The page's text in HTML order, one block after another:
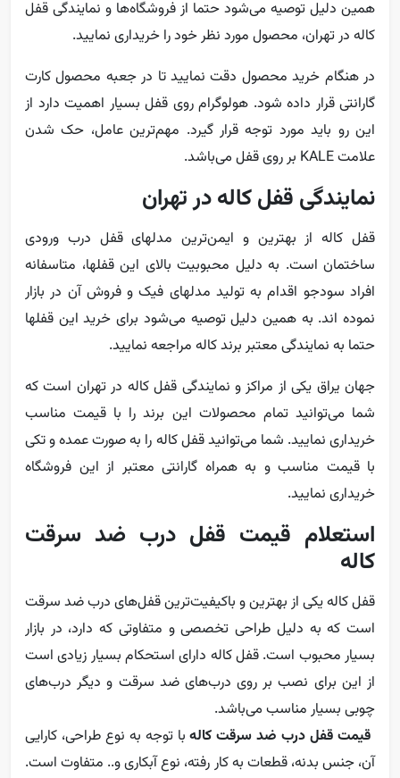
همین دلیل توصیه می‌شود حتما از فروشگاه‌ها و نمایندگی قفل
کاله در تهران، محصول مورد نظر خود را خریداری نمایید.
در هنگام خرید محصول دقت نمایید تا در جعبه محصول کارت
گارانتی قرار داده شود. هولوگرام روی قفل بسیار اهمیت دارد از
این رو باید مورد توجه قرار گیرد. مهم‌ترین عامل، حک شدن
علامت KALE بر روی قفل می‌باشد.
نمایندگی قفل کاله در تهران
قفل کاله از بهترین و ایمن‌ترین مدلهای قفل درب ورودی
ساختمان است. به دلیل محبوبیت بالای این قفلها، متاسفانه
افراد سودجو اقدام به تولید مدلهای فیک و فروش آن در بازار
نموده اند. به همین دلیل توصیه می‌شود برای خرید این قفلها
حتما به نمایندگی معتبر برند کاله مراجعه نمایید.
جهان یراق یکی از مراکز و نمایندگی قفل کاله در تهران است که
شما می‌توانید تمام محصولات این برند را با قیمت مناسب
خریداری نمایید. شما می‌توانید قفل کاله را به صورت عمده و تکی
با قیمت مناسب و به همراه گارانتی معتبر از این فروشگاه
خریداری نمایید.
استعلام قیمت قفل درب ضد سرقت
کاله
قفل کاله یکی از بهترین و باکیفیت‌ترین قفل‌های درب ضد سرقت
است که به دلیل طراحی تخصصی و متفاوتی که دارد، در بازار
بسیار محبوب است. قفل کاله دارای استحکام بسیار زیادی است
از این برای نصب بر روی درب‌های ضد سرقت و دیگر درب‌های
چوبی بسیار مناسب می‌باشد.
قیمت قفل درب ضد سرقت کاله با توجه به نوع طراحی، کارایی
آن، جنس بدنه، قطعات به کار رفته، نوع آبکاری و.. متفاوت است.